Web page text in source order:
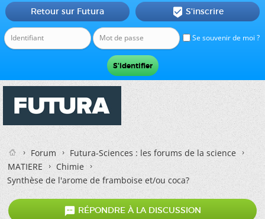
Se souvenir de moi ?
Retour sur Futura  S'inscrire
Forum
Futura-Sciences : les forums de la science
MATIERE
Chimie
Synthèse de l'arome de framboise et/ou coca?
 RÉPONDRE À LA DISCUSSION